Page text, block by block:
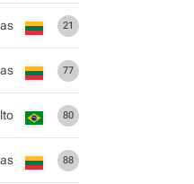
21
77
80
88